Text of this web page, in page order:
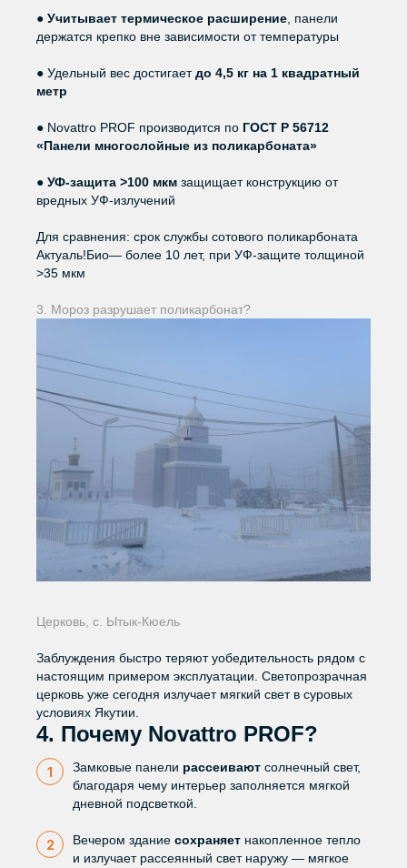
● Учитывает термическое расширение , панели
держатся крепко вне зависимости от температуры
● Удельный вес достигаетдо 4,5 кг на 1 квадратный
метр
● Novattro PROF производится по ГОСТ Р 56712
«Панели многослойные из поликарбоната»
● УФ-защита >100 мкм защищает конструкцию от
вредных УФ-излучений
Для сравнения: срок службы сотового поликарбоната
Актуаль!Био— более 10 лет, при УФ-защите толщиной
>35 мкм
3. Мороз разрушает поликарбонат?
Церковь, с. Ытык-Кюель
Заблуждения быстро теряют уобедительность рядом с
настоящим примером эксплуатации. Светопрозрачная
церковь уже сегодня излучает мягкий свет в суровых
условиях Якутии.
4. Почему Novattro PROF?
Замковые панели рассеивают солнечный свет,
благодаря чему интерьер заполняется мягкой
дневной подсветкой.
Вечером здание сохраняет накопленное тепло
и излучает рассеянный свет наружу — мягкое